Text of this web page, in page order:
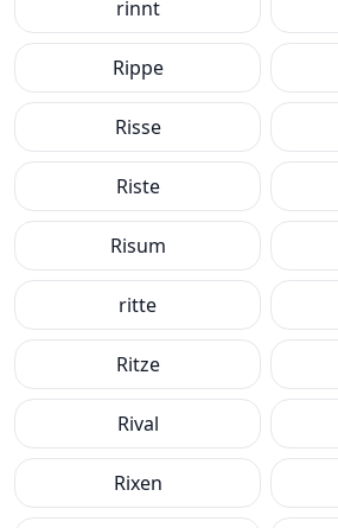
rinnt
Rippe
Risse
Riste
Risum
ritte
Ritze
Rival
Rixen